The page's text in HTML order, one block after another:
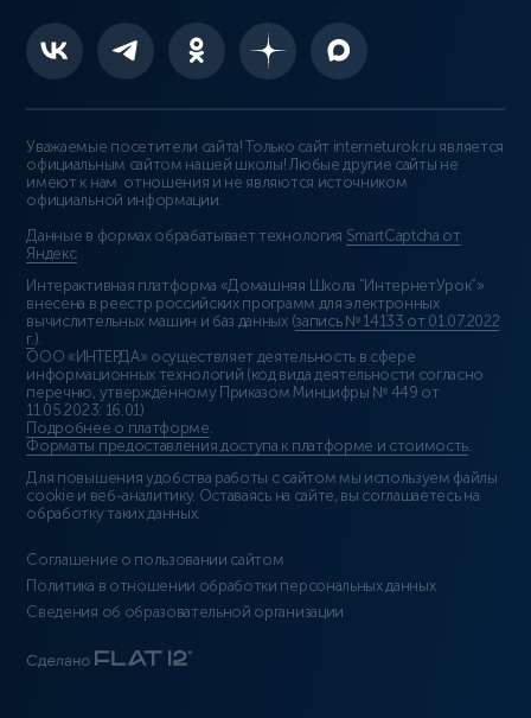
Уважаемые посетители сайта! Только сайт interneturok.ru является
официальным сайтом нашей школы! Любые другие сайты не
имеют к нам отношения и не являются источником
официальной информации.
Данные в формах обрабатывает технология SmartCaptcha от
Яндекс
Интерактивная платформа «Домашняя Школа “ИнтернетУрок”»
внесена в реестр российских программ для электронных
вычислительных машин и баз данных (запись № 14133 от 01.07.2022
г.).
ООО «ИНТЕРДА» осуществляет деятельность в сфере
информационных технологий (код вида деятельности согласно
перечню, утверждённому Приказом Минцифры № 449 от
11.05.2023: 16.01)
Подробнее о платформе.
Форматы предоставления доступа к платформе и стоимость.
Для повышения удобства работы с сайтом мы используем файлы
cookie и веб-аналитику. Оставаясь на сайте, вы соглашаетесь на
обработку таких данных.
Соглашение о пользовании сайтом
Политика в отношении обработки персональных данных
Сведения об образовательной организации